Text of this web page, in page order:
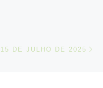
DE JULHO DE 2025